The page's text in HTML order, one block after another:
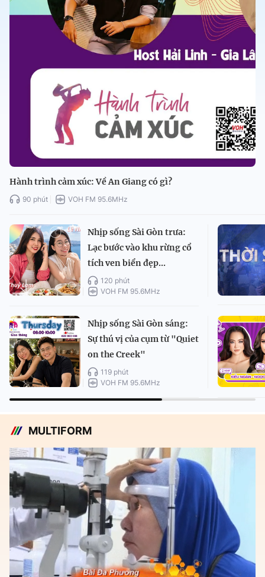
Hành trình cảm xúc: Về An Giang có gì?
90 phút VOH FM 95.6MHz
Nhịp sống Sài Gòn trưa:
Lạc bước vào khu rừng cổ
tích ven biển đẹp...
120 phút
VOH FM 95.6MHz
Nhịp sống Sài Gòn sáng:
Sự thú vị của cụm từ "Quiet
on the Creek"
119 phút
VOH FM 95.6MHz
MULTIFORM